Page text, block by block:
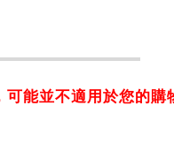
能並不適用於您的購